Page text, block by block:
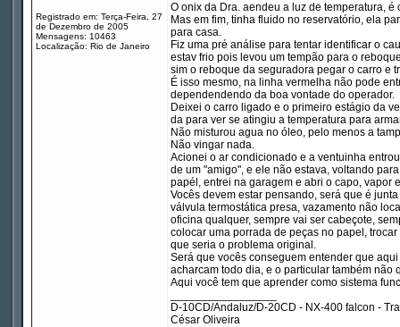
Registrado em: Terça-Feira, 27
de Dezembro de 2005
Mensagens: 10463
Localização: Rio de Janeiro
O onix da Dra. aendeu a luz de temperatura,
Mas em fim, tinha fluido no reservatório, ela
para casa.
Fiz uma pré análise para tentar identificar o
estav frio pois levou um tempão para o
sim o reboque da seguradora pegar o carro e
É isso mesmo, na linha vermelha não pode
dependendendo da boa vontade do operador.
Deixei o carro ligado e o primeiro estágio da
da para ver se atingiu a temperatura para
Não misturou agua no óleo, pelo menos a
Não vingar nada.
Acionei o ar condicionado e a ventuinha
de um "amigo", e ele não estava, voltando
papél, entrei na garagem e abri o capo, vapor
Vocês devem estar pensando, será que é
válvula termostática presa, vazamento não
oficina qualquer, sempre vai ser cabeçote,
colocar uma porrada de peças no papel,
que seria o problema original.
Será que vocês conseguem entender que
acharcam todo dia, e o particular também não
Aqui você tem que aprender como sistema
D-10CD/Andaluz/D-20CD - NX-400 falcon -
César Oliveira